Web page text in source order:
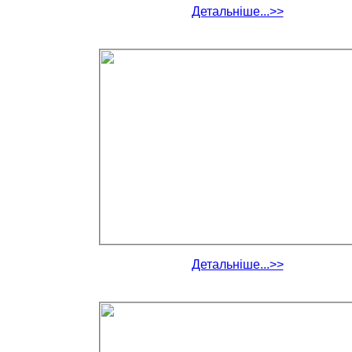
Детальніше...>>
Детальніше...>>